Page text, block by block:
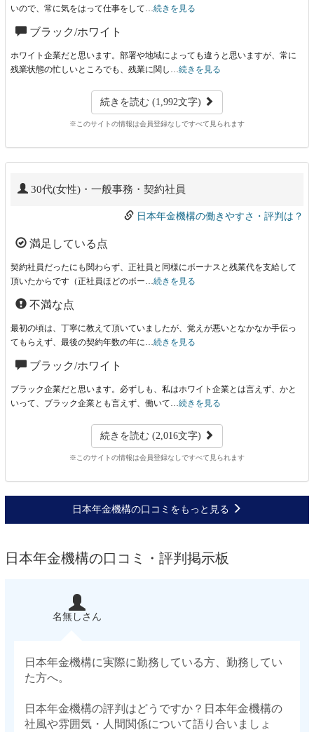
いので、常に気をはって仕事をして… 続きを見る
ブラック/ホワイト
ホワイト企業だと思います。部署や地域によっても違うと思いますが、常に
残業状態の忙しいところでも、残業に関し… 続きを見る
続きを読む (1,992文字)
※このサイトの情報は会員登録なしですべて見られます
30代(女性)・一般事務・契約社員
日本年金機構の働きやすさ・評判は？
満足している点
契約社員だったにも関わらず、正社員と同様にボーナスと残業代を支給して
頂いたからです（正社員ほどのボー… 続きを見る
不満な点
最初の頃は、丁寧に教えて頂いていましたが、覚えが悪いとなかなか手伝っ
てもらえず、最後の契約年数の年に… 続きを見る
ブラック/ホワイト
ブラック企業だと思います。必ずしも、私はホワイト企業とは言えず、かと
いって、ブラック企業とも言えず、働いて… 続きを見る
続きを読む (2,016文字)
※このサイトの情報は会員登録なしですべて見られます
日本年金機構の口コミをもっと見る
日本年金機構の口コミ・評判掲示板
名無しさん
日本年金機構に実際に勤務している方、勤務してい
た方へ。
日本年金機構の評判はどうですか？日本年金機構の
社風や雰囲気・人間関係について語り合いましょ